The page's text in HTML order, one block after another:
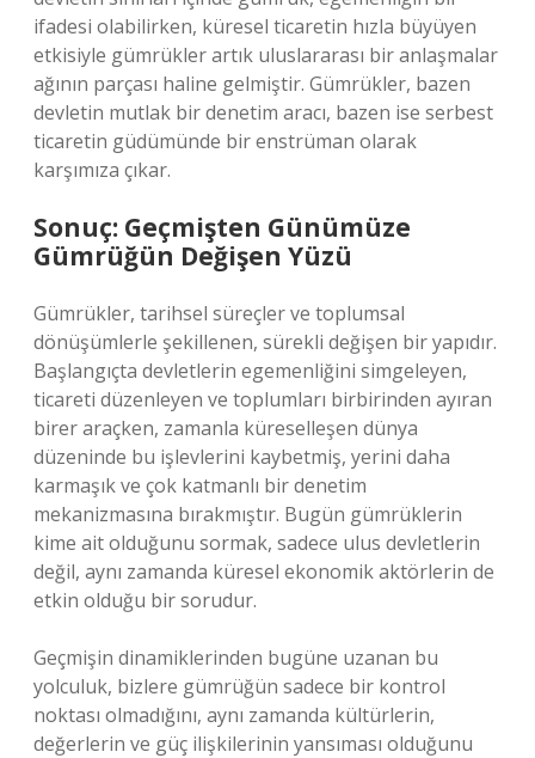
ifadesi olabilirken, küresel ticaretin hızla büyüyen
etkisiyle gümrükler artık uluslararası bir anlaşmalar
ağının parçası haline gelmiştir. Gümrükler, bazen
devletin mutlak bir denetim aracı, bazen ise serbest
ticaretin güdümünde bir enstrüman olarak
karşımıza çıkar.
Sonuç: Geçmişten Günümüze
Gümrüğün Değişen Yüzü
Gümrükler, tarihsel süreçler ve toplumsal
dönüşümlerle şekillenen, sürekli değişen bir yapıdır.
Başlangıçta devletlerin egemenliğini simgeleyen,
ticareti düzenleyen ve toplumları birbirinden ayıran
birer araçken, zamanla küreselleşen dünya
düzeninde bu işlevlerini kaybetmiş, yerini daha
karmaşık ve çok katmanlı bir denetim
mekanizmasına bırakmıştır. Bugün gümrüklerin
kime ait olduğunu sormak, sadece ulus devletlerin
değil, aynı zamanda küresel ekonomik aktörlerin de
etkin olduğu bir sorudur.
Geçmişin dinamiklerinden bugüne uzanan bu
yolculuk, bizlere gümrüğün sadece bir kontrol
noktası olmadığını, aynı zamanda kültürlerin,
değerlerin ve güç ilişkilerinin yansıması olduğunu